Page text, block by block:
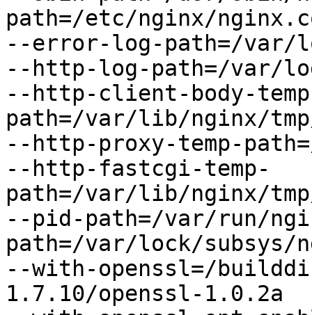
path=/etc/nginx/
--error-log-path=/var/
--http-log-path=/var/
--http-client-body-
path=/var/lib/nginx/
--http-proxy-temp-
--http-fastcgi-temp-
path=/var/lib/nginx/
--pid-path=/var/run/
path=/var/lock/subsys/
--with-openssl=/
1.7.10/openssl-1.0.2a